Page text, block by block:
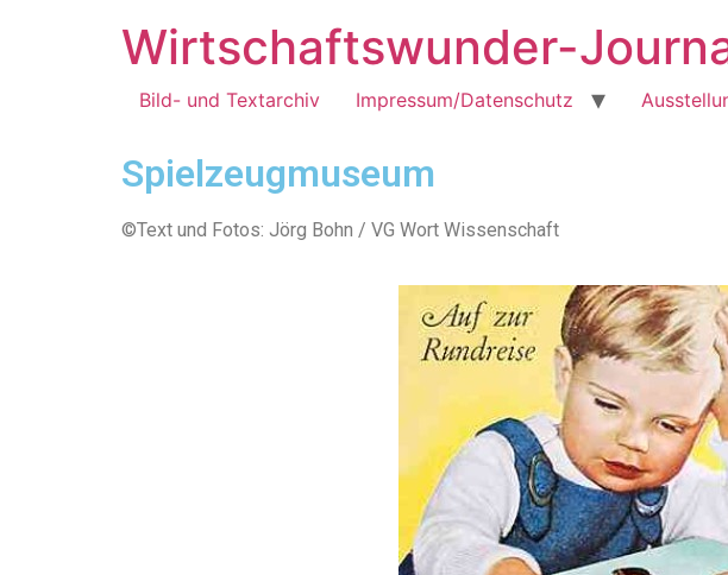
Wirtschaftswunder-
Bild- und Textarchiv Impressum/Datenschutz
Spielzeugmuseum
©Text und Fotos: Jörg Bohn / VG Wort Wissenschaft